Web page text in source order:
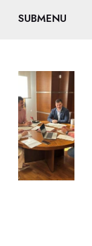
SUBMENU